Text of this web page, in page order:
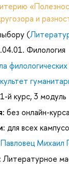
и
(
Филология
филологических
1-й курс, 3 модуль
без онлайн-курса
для всех
Павловец Михаил
Литературное